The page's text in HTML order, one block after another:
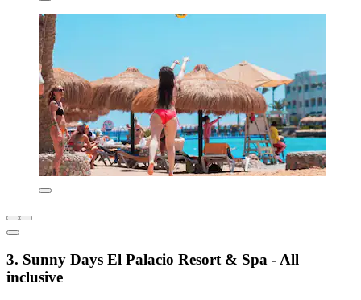
3. Sunny Days El Palacio Resort & Spa - All
inclusive